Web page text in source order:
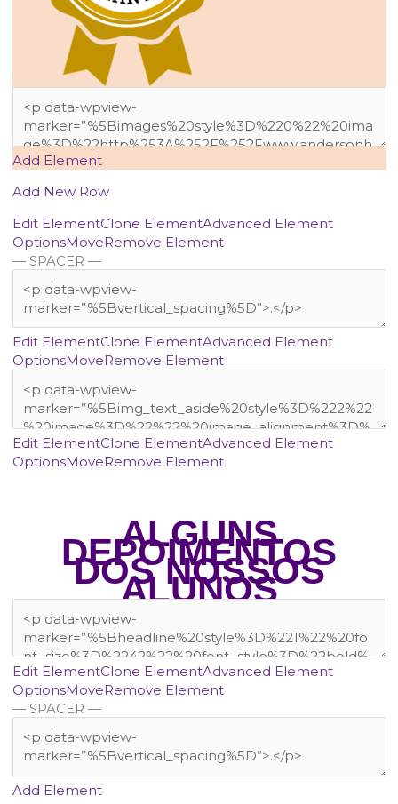
Add Element
Add New Row
Edit ElementClone ElementAdvanced Element
OptionsMoveRemove Element
— SPACER —
Edit ElementClone ElementAdvanced Element
OptionsMoveRemove Element
Edit ElementClone ElementAdvanced Element
OptionsMoveRemove Element
ALGUNS
DEPOIMENTOS
DOS NOSSOS
ALUNOS
Edit ElementClone ElementAdvanced Element
OptionsMoveRemove Element
— SPACER —
Add Element